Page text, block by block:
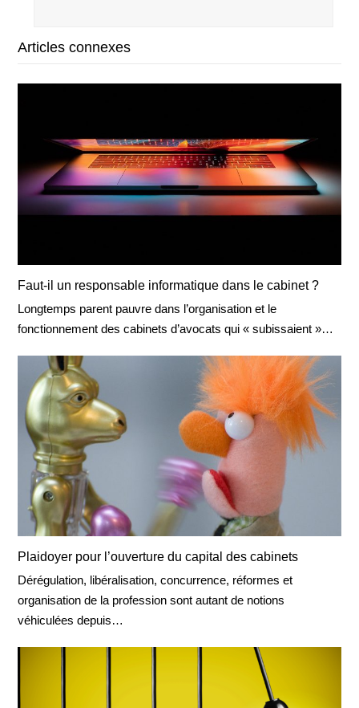
Articles connexes
Faut-il un responsable informatique dans le cabinet ?
Longtemps parent pauvre dans l’organisation et le
fonctionnement des cabinets d’avocats qui « subissaient »…
Plaidoyer pour l’ouverture du capital des cabinets
Dérégulation, libéralisation, concurrence, réformes et
organisation de la profession sont autant de notions
véhiculées depuis…